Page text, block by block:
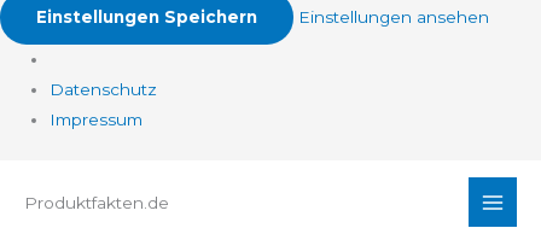
Einstellungen Speichern Einstellungen ansehen
Datenschutz
Impressum
InhaltProduktfakten.de